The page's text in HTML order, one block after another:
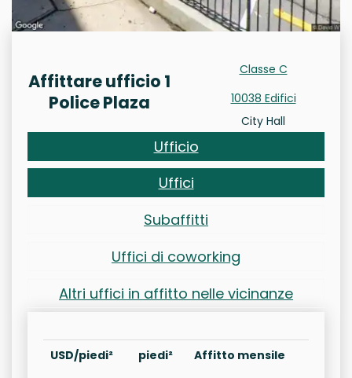
Affittare ufficio 1
Police Plaza
Classe C
10038 Edifici
City Hall
Ufficio
Uffici
Subaffitti
Uffici di coworking
Altri uffici in affitto nelle vicinanze
USD/piedi² piedi² Affitto mensile